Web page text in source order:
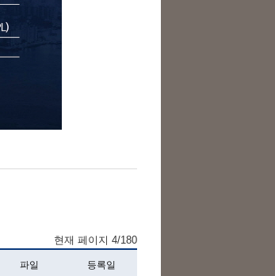
현재 페이지 4/180
파일 등록일